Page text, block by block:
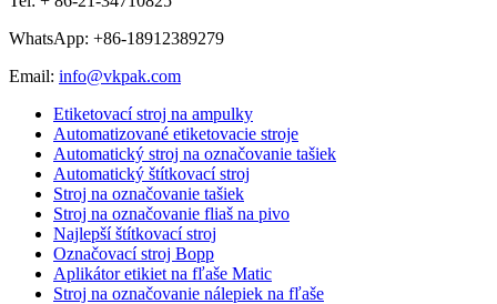
WhatsApp: +86-18912389279
Email: info@vkpak.com
Etiketovací stroj na ampulky
Automatizované etiketovacie stroje
Automatický stroj na označovanie tašiek
Automatický štítkovací stroj
Stroj na označovanie tašiek
Stroj na označovanie fliaš na pivo
Najlepší štítkovací stroj
Označovací stroj Bopp
Aplikátor etikiet na fľaše Matic
Stroj na označovanie nálepiek na fľaše